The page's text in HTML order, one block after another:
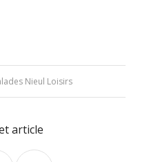
Nieul Loisirs
article